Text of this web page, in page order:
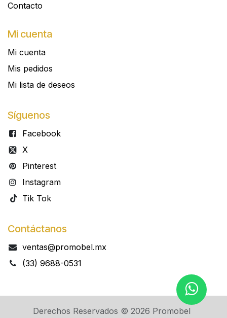
Contacto​
Mi cuenta
Mi cuenta
Mis pedidos
Mi lista de deseos
Síguenos
Facebook
X
Pinterest
Instagram
Tik Tok
Contáctanos
ventas@promobel.mx
(33) 9688-0531​​
Derechos Reservados © 2026 Promobel